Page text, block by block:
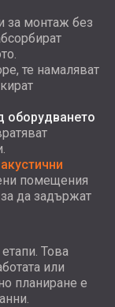
за монтаж без
те намаляват
оборудването
помещения
да задържат
Това
или
планиране е